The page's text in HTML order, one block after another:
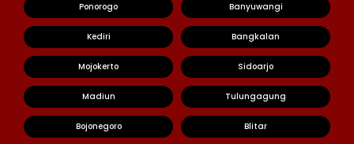
Ponorogo Banyuwangi
Kediri Bangkalan
Mojokerto Sidoarjo
Madiun Tulungagung
Bojonegoro Blitar